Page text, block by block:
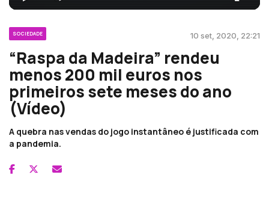
SOCIEDADE 10 set, 2020, 22:21
“Raspa da Madeira” rendeu
menos 200 mil euros nos
primeiros sete meses do ano
(Vídeo)
A quebra nas vendas do jogo instantâneo é justificada com
a pandemia.